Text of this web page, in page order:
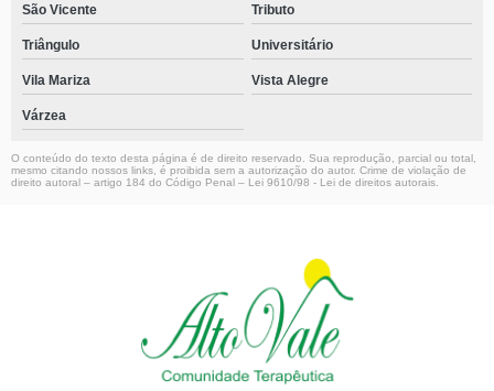
São Vicente Tributo
Triângulo Universitário
Vila Mariza Vista Alegre
Várzea
O conteúdo do texto desta página é de direito reservado. Sua reprodução, parcial ou total,
mesmo citando nossos links, é proibida sem a autorização do autor. Crime de violação de
direito autoral – artigo 184 do Código Penal – Lei 9610/98 - Lei de direitos autorais